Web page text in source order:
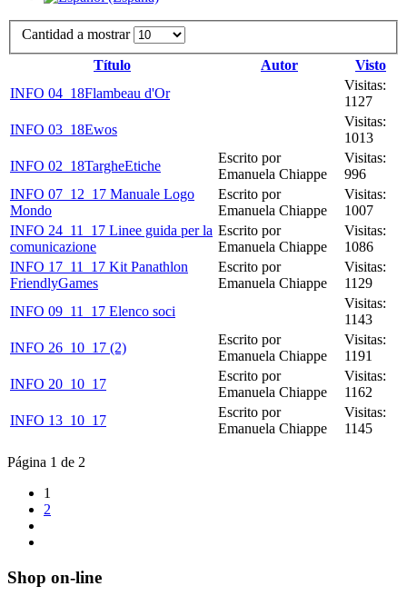
Cantidad a mostrar
Título
Autor
Visto
INFO 04_18Flambeau d'Or
Visitas:
1127
INFO 03_18Ewos
Visitas:
1013
INFO 02_18TargheEtiche
Escrito por
Emanuela Chiappe
Visitas:
996
INFO 07_12_17 Manuale Logo
Mondo
Escrito por
Emanuela Chiappe
Visitas:
1007
INFO 24_11_17 Linee guida per la
comunicazione
Escrito por
Emanuela Chiappe
Visitas:
1086
INFO 17_11_17 Kit Panathlon
FriendlyGames
Escrito por
Emanuela Chiappe
Visitas:
1129
INFO 09_11_17 Elenco soci
Visitas:
1143
INFO 26_10_17 (2)
Escrito por
Emanuela Chiappe
Visitas:
1191
INFO 20_10_17
Escrito por
Emanuela Chiappe
Visitas:
1162
INFO 13_10_17
Escrito por
Emanuela Chiappe
Visitas:
1145
Página 1 de 2
1
2
Shop on-line